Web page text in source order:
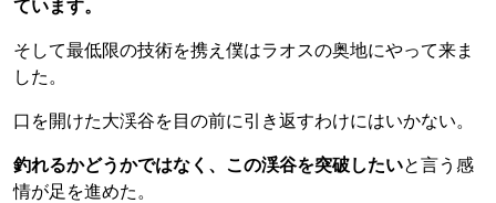
ています。
そして最低限の技術を携え僕はラオスの奥地にやって来ま
した。
口を開けた大渓谷を目の前に引き返すわけにはいかない。
釣れるかどうかではなく、この渓谷を突破したいと言う感
情が足を進めた。